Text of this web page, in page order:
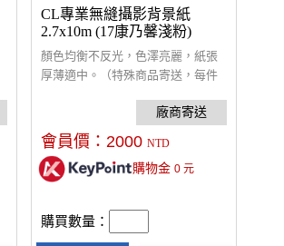
CL專業無縫攝影背景紙
2.7x10m (17康乃馨淺粉)
顏色均衡不反光，色澤亮麗，紙張
厚薄適中。（特殊商品寄送，每件
會員價： 2000 NTD
購物金 0元
購買數量：